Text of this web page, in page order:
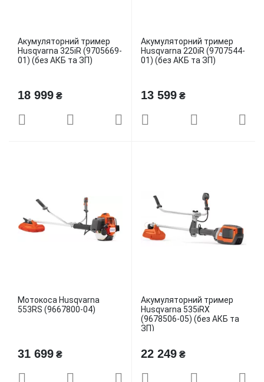
Акумуляторний тример
Husqvarna 325iR (9705669-
01) (без АКБ та ЗП)
18 999₴
Акумуляторний тример
Husqvarna 220iR (9707544-
01) (без АКБ та ЗП)
13 599₴
Мотокоса Husqvarna
553RS (9667800-04)
31 699₴
Акумуляторний тример
Husqvarna 535iRX
(9678506-05) (без АКБ та
ЗП)
22 249₴